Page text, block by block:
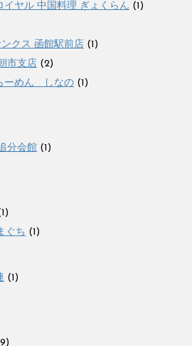
イヤル 中国料理 ぎょくらん (1)
クス 函館駅前店 (1)
市支店 (2)
ーめん しなの (1)
分会館 (1)
ぐち (1)
(1)